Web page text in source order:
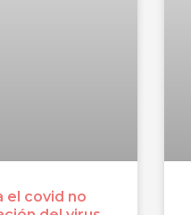
el covid no